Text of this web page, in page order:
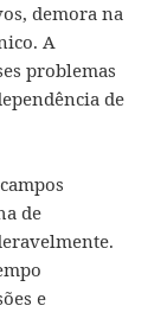
demora na
A
problemas
de
de
e